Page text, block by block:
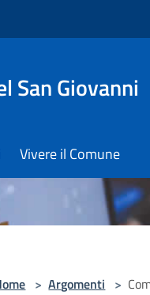
San Giovanni
Vivere il Comune
> Argomenti >